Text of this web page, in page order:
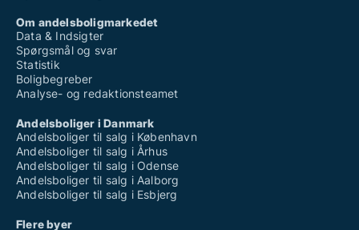
Om andelsboligmarkedet
Data & Indsigter
Spørgsmål og svar
Statistik
Boligbegreber
Analyse- og redaktionsteamet
Andelsboliger i Danmark
Andelsboliger til salg i København
Andelsboliger til salg i Århus
Andelsboliger til salg i Odense
Andelsboliger til salg i Aalborg
Andelsboliger til salg i Esbjerg
Flere byer